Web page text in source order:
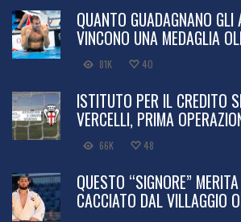
QUANTO GUADAGNANO GLI
VINCONO UNA MEDAGLIA
81K 40
ISTITUTO PER IL CREDITO
VERCELLI, PRIMA
66K 48
QUESTO “SIGNORE”
CACCIATO DAL VILLAGGIO